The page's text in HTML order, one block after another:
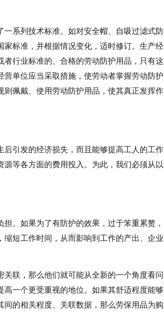
系列技术标准。如对安全帽、自吸过滤式防
标准，并根据情况变化，适时修订。生产经
行业标准的、合格的劳动防护用品，只有这
单位应当采取措施，使劳动者掌握劳动防护
佩戴、使用劳动防护用品，使其真正发挥作
引发的经济损失，而且能够提高工人的工作
等各方面的费用投入。为此，我们必须从以
。如果为了有防护的效果，过于笨重累赘，
短工作时间，从而影响到工作的产出、企业
联，那么他们就可能从全新的一个角度看问
一个更受重视的地位。如果其舒适程度能够
的相关程度、关联数据，那么劳保用品为购